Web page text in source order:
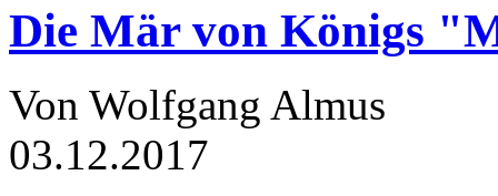
Die Mär von Königs
Von Wolfgang Almus
03.12.2017